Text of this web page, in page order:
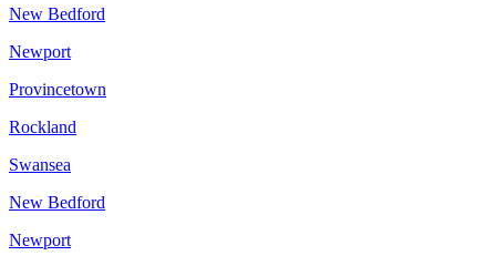
New Bedford
Newport
Provincetown
Rockland
Swansea
New Bedford
Newport